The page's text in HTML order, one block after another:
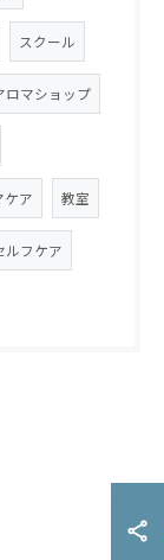
スクール
ロマショップ
ケア 教室
ルフケア